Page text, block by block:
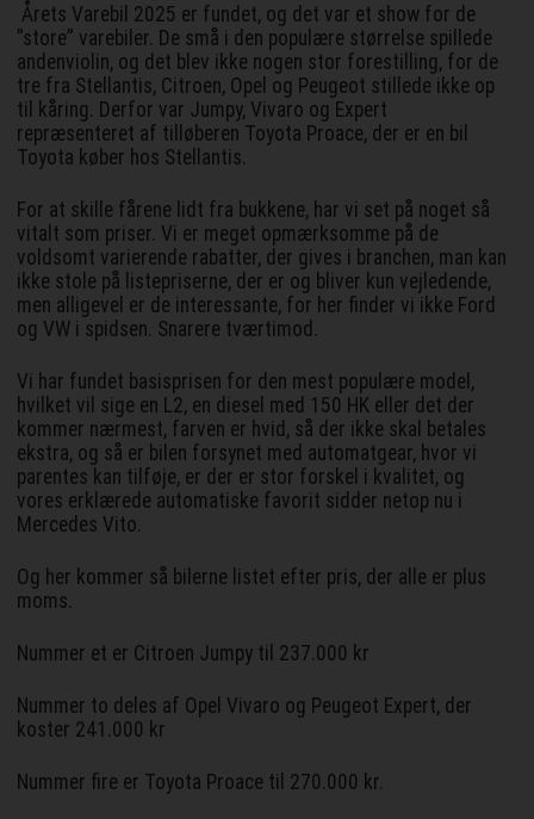
Årets Varebil 2025 er fundet, og det var et show for de
”store” varebiler. De små i den populære størrelse spillede
andenviolin, og det blev ikke nogen stor forestilling, for de
tre fra Stellantis, Citroen, Opel og Peugeot stillede ikke op
til kåring. Derfor var Jumpy, Vivaro og Expert
repræsenteret af tilløberen Toyota Proace, der er en bil
Toyota køber hos Stellantis.
For at skille fårene lidt fra bukkene, har vi set på noget så
vitalt som priser. Vi er meget opmærksomme på de
voldsomt varierende rabatter, der gives i branchen, man kan
ikke stole på listepriserne, der er og bliver kun vejledende,
men alligevel er de interessante, for her finder vi ikke Ford
og VW i spidsen. Snarere tværtimod.
Vi har fundet basisprisen for den mest populære model,
hvilket vil sige en L2, en diesel med 150 HK eller det der
kommer nærmest, farven er hvid, så der ikke skal betales
ekstra, og så er bilen forsynet med automatgear, hvor vi
parentes kan tilføje, er der er stor forskel i kvalitet, og
vores erklærede automatiske favorit sidder netop nu i
Mercedes Vito.
Og her kommer så bilerne listet efter pris, der alle er plus
moms.
Nummer et er Citroen Jumpy til 237.000 kr
Nummer to deles af Opel Vivaro og Peugeot Expert, der
koster 241.000 kr
Nummer fire er Toyota Proace til 270.000 kr.